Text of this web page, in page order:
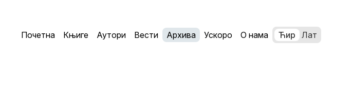
Почетна Књиге Аутори Вести Архива Ускоро О нама Ћир Лат